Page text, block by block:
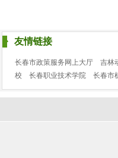
友情链接
长春市政策服务网上大厅 吉林
校
长春职业技术学院 长春市